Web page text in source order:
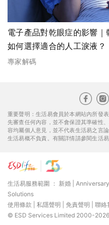
電子產品對乾眼症的影響
如何選擇適合的人工淚液？
專家解碼
重要聲明：生活易會員於本網站內所發
先審查任何內容，並不會保證其準確性
容均屬個人意見，並不代表生活易之言
生活易概不負責。有關詳情請參閱生活易
生活易服務範圍 ： 新婚 Anniversary
Solutions
使用條款
私隱聲明 免責聲明
聯絡
© ESD Services Limited 2000-2026